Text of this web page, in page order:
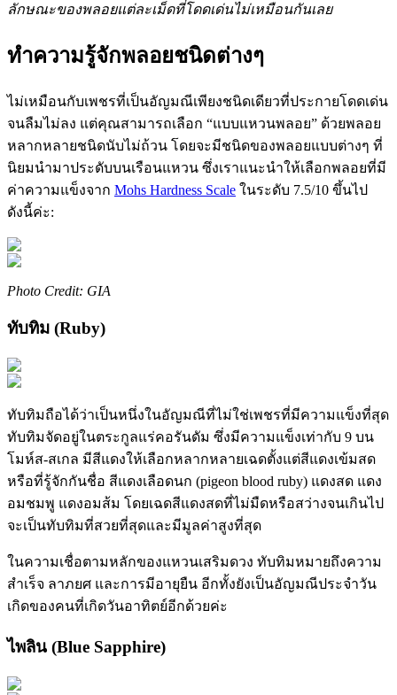
ลักษณะของพลอยแต่ละเม็ดที่โดดเด่นไม่เหมือนกันเลย
ทำความรู้จักพลอยชนิดต่างๆ
ไม่เหมือนกับเพชรที่เป็นอัญมณีเพียงชนิดเดียวที่ประกายโดดเด่น
จนลืมไม่ลง แต่คุณสามารถเลือก “แบบแหวนพลอย” ด้วยพลอย
หลากหลายชนิดนับไม่ถ้วน โดยจะมีชนิดของพลอยแบบต่างๆ ที่
นิยมนำมาประดับบนเรือนแหวน ซึ่งเราแนะนำให้เลือกพลอยที่มี
ค่าความแข็งจาก Mohs Hardness Scale ในระดับ 7.5/10 ขึ้นไป
ดังนี้ค่ะ:
Photo Credit: GIA
ทับทิม (Ruby)
ทับทิมถือได้ว่าเป็นหนึ่งในอัญมณีที่ไม่ใช่เพชรที่มีความแข็งที่สุด
ทับทิมจัดอยู่ในตระกูลแร่คอรันดัม ซึ่งมีความแข็งเท่ากับ 9 บน
โมห์ส-สเกล มีสีแดงให้เลือกหลากหลายเฉดตั้งแต่สีแดงเข้มสด
หรือที่รู้จักกันชื่อ สีแดงเลือดนก (pigeon blood ruby) แดงสด แดง
อมชมพู แดงอมส้ม โดยเฉดสีแดงสดที่ไม่มืดหรือสว่างจนเกินไป
จะเป็นทับทิมที่สวยที่สุดและมีมูลค่าสูงที่สุด
ในความเชื่อตามหลักของแหวนเสริมดวง ทับทิมหมายถึงความ
สำเร็จ ลาภยศ และการมีอายุยืน อีกทั้งยังเป็นอัญมณีประจำวัน
เกิดของคนที่เกิดวันอาทิตย์อีกด้วยค่ะ
ไพลิน (Blue Sapphire)